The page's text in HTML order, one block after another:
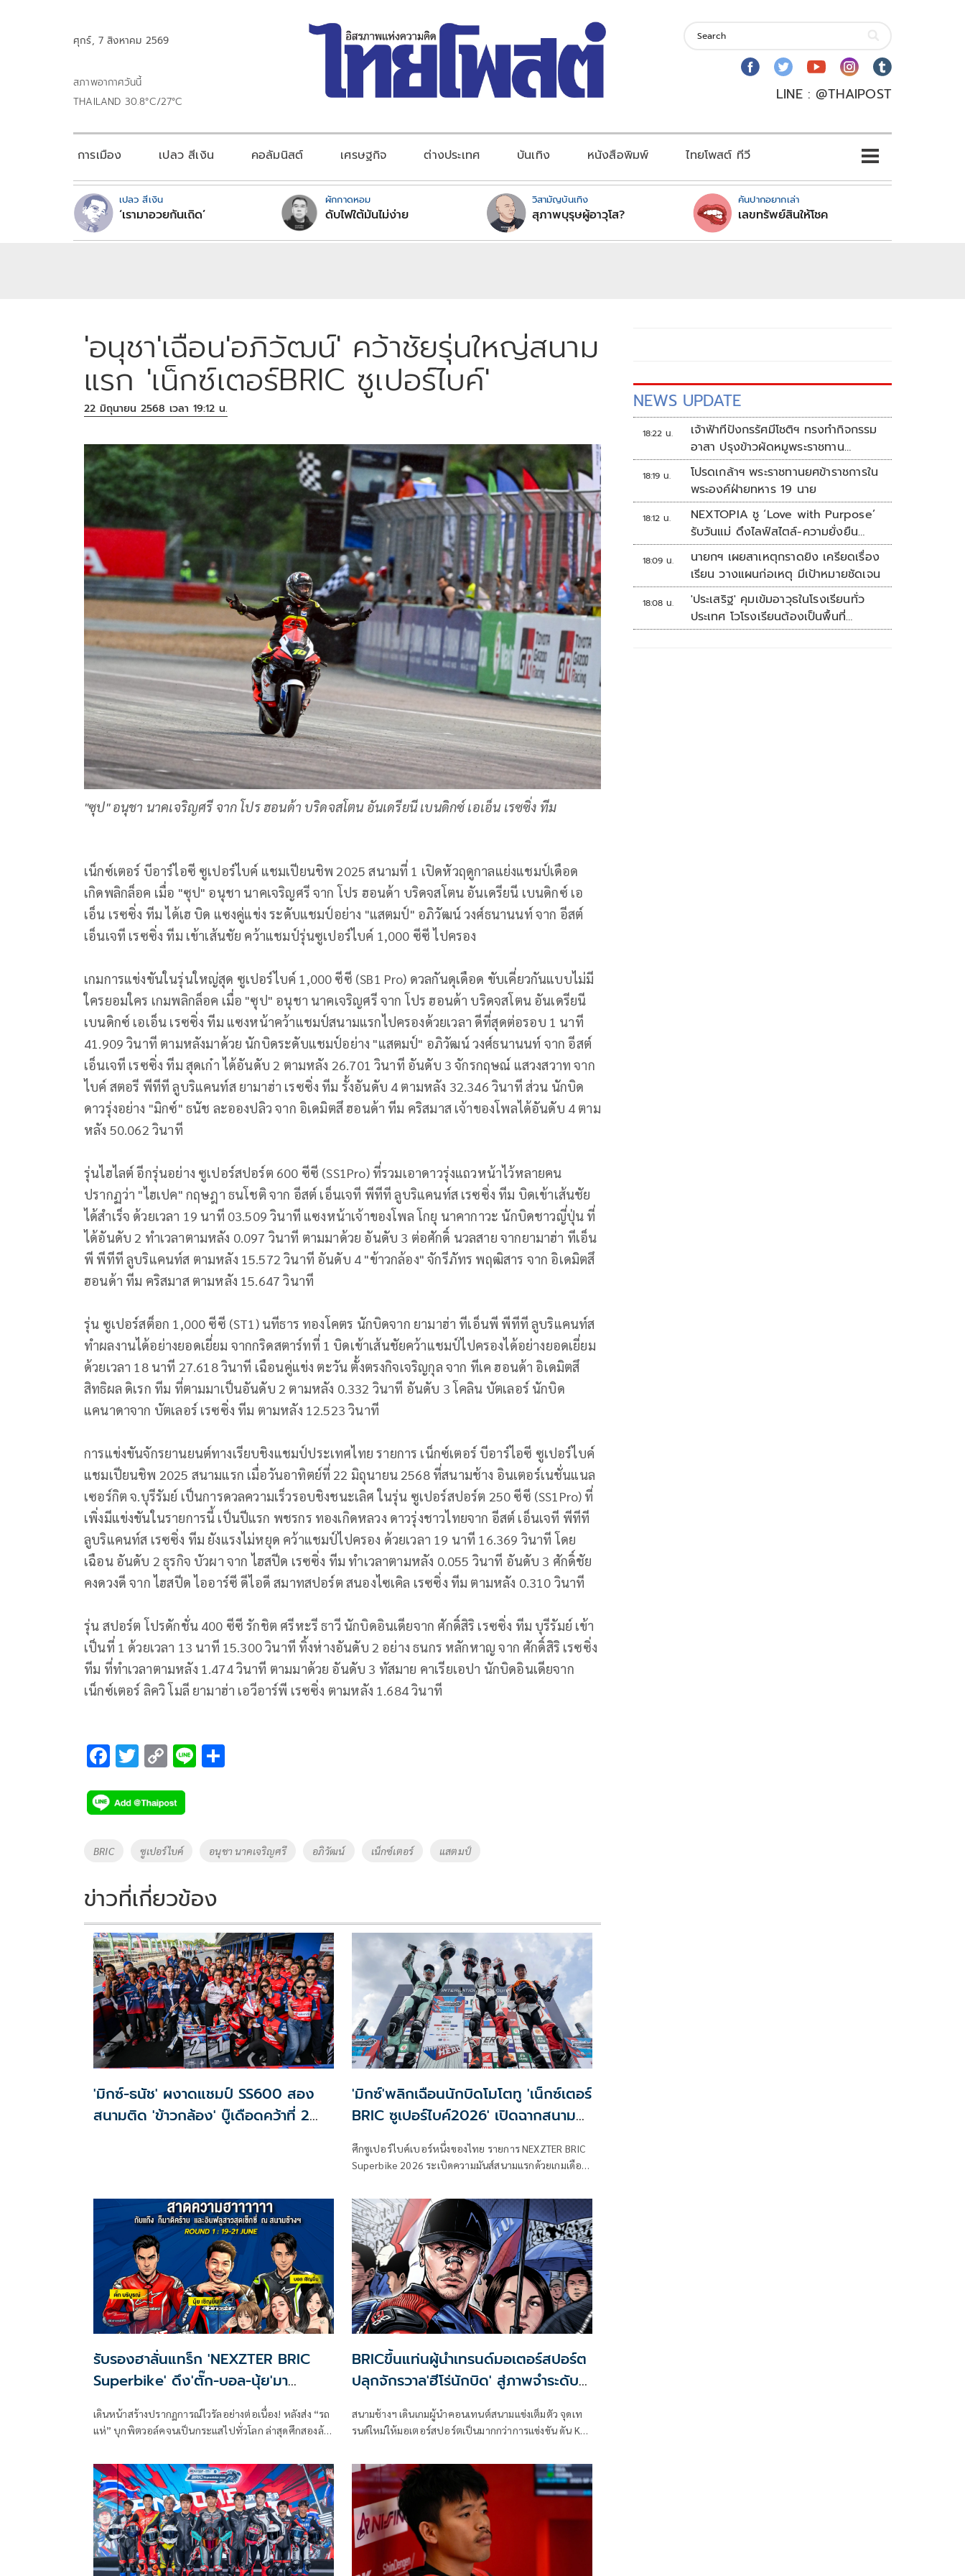
ศุกร์, 7 สิงหาคม 2569
สภาพอากาศวันนี้
THAILAND 30.8°C/27°C
LINE : @THAIPOST
การเมือง เปลว สีเงิน คอลัมนิสต์ เศรษฐกิจ ต่างประเทศ บันเทิง หนังสือพิมพ์ ไทยโพสต์ ทีวี
เปลว สีเงิน
‘เรามาอวยกันเถิด’
ผักกาดหอม
ดับไฟใต้มันไม่ง่าย
วิสามัญบันเทิง
สุภาพบุรุษผู้อาวุโส?
คันปากอยากเล่า
เลขทรัพย์สินให้โชค
'อนุชา'เฉือน'อภิวัฒน์' คว้าชัยรุ่นใหญ่สนาม
แรก 'เน็กซ์เตอร์BRIC ซูเปอร์ไบค์'
22 มิถุนายน 2568 เวลา 19:12 น.
"ซุป" อนุชา นาคเจริญศรี จาก โปร ฮอนด้า บริดจสโตน อันเดรียนี เบนดิกซ์ เอเอ็น เรซซิ่ง ทีม
เน็กซ์เตอร์ บีอาร์ไอซี ซูเปอร์ไบค์ แชมเปียนชิพ 2025 สนามที่ 1 เปิดหัวฤดูกาลแย่งแชมป์เดือด
เกิดพลิกล็อค เมื่อ "ซุป" อนุชา นาคเจริญศรี จาก โปร ฮอนด้า บริดจสโตน อันเดรียนี เบนดิกซ์ เอ
เอ็น เรซซิ่ง ทีม ได้เฮ บิด แซงคู่แข่ง ระดับแชมป์อย่าง "แสตมป์" อภิวัฒน์ วงศ์ธนานนท์ จาก อีสต์
เอ็นเจที เรซซิ่ง ทีม เข้าเส้นชัย คว้าแชมป์รุ่นซูเปอร์ไบค์ 1,000 ซีซี ไปครอง
เกมการแข่งขันในรุ่นใหญ่สุด ซูเปอร์ไบค์ 1,000 ซีซี (SB1 Pro) ดวลกันดุเดือด ขับเคี่ยวกันแบบไม่มี
ใครยอมใคร เกมพลิกล็อค เมื่อ "ซุป" อนุชา นาคเจริญศรี จาก โปร ฮอนด้า บริดจสโตน อันเดรียนี
เบนดิกซ์ เอเอ็น เรซซิ่ง ทีม แซงหน้าคว้าแชมป์สนามแรกไปครองด้วยเวลา ดีที่สุดต่อรอบ 1 นาที
41.909 วินาที ตามหลังมาด้วย นักบิดระดับแชมป์อย่าง "แสตมป์" อภิวัฒน์ วงศ์ธนานนท์ จาก อีสต์
เอ็นเจที เรซซิ่ง ทีม สุดเก๋า ได้อันดับ 2 ตามหลัง 26.701 วินาที อันดับ 3 จักรกฤษณ์ แสวงสวาท จาก
ไบค์ สตอรี พีทีที ลูบริแคนท์ส ยามาฮ่า เรซซิ่ง ทีม รั้งอันดับ 4 ตามหลัง 32.346 วินาที ส่วน นักบิด
ดาวรุ่งอย่าง "มิกซ์" ธนัช ละอองปลิว จาก อิเดมิตสึ ฮอนด้า ทีม คริสมาส เจ้าของโพลได้อันดับ 4 ตาม
หลัง 50.062 วินาที
รุ่นไฮไลต์ อีกรุ่นอย่าง ซูเปอร์สปอร์ต 600 ซีซี (SS1Pro) ที่รวมเอาดาวรุ่งแถวหน้าไว้หลายคน
ปรากฏว่า "ไฮเปค" กฤษฎา ธนโชติ จาก อีสต์ เอ็นเจที พีทีที ลูบริแคนท์ส เรซซิ่ง ทีม บิดเข้าเส้นชัย
ได้สำเร็จ ด้วยเวลา 19 นาที 03.509 วินาที แซงหน้าเจ้าของโพล โกยุ นาคากาวะ นักบิดชาวญี่ปุ่น ที่
ได้อันดับ 2 ทำเวลาตามหลัง 0.097 วินาที ตามมาด้วย อันดับ 3 ต่อศักดิ์ นวลสาย จากยามาฮ่า ทีเอ็น
พี พีทีที ลูบริแคนท์ส ตามหลัง 15.572 วินาที อันดับ 4 "ข้าวกล้อง" จักรีภัทร พฤฒิสาร จาก อิเดมิตสึ
ฮอนด้า ทีม คริสมาส ตามหลัง 15.647 วินาที
รุ่น ซูเปอร์สต็อก 1,000 ซีซี (ST1) นทีธาร ทองโคตร นักบิดจาก ยามาฮ่า ทีเอ็นพี พีทีที ลูบริแคนท์ส
ทำผลงานได้อย่างยอดเยี่ยม จากกริดสตาร์ทที่ 1 บิดเข้าเส้นชัยคว้าแชมป์ไปครองได้อย่างยอดเยี่ยม
ด้วยเวลา 18 นาที 27.618 วินาที เฉือนคู่แข่ง ตะวัน ตั้งตรงกิจเจริญกุล จาก ทีเค ฮอนด้า อิเดมิตสึ
สิทธิผล ดิเรก ทีม ที่ตามมาเป็นอันดับ 2 ตามหลัง 0.332 วินาที อันดับ 3 โคลิน บัตเลอร์ นักบิด
แคนาดาจาก บัตเลอร์ เรซซิ่ง ทีม ตามหลัง 12.523 วินาที
การแข่งขันจักรยานยนต์ทางเรียบชิงแชมป์ประเทศไทย รายการ เน็กซ์เตอร์ บีอาร์ไอซี ซูเปอร์ไบค์
แชมเปียนชิพ 2025 สนามแรก เมื่อวันอาทิตย์ที่ 22 มิถุนายน 2568 ที่สนามช้าง อินเตอร์เนชั่นแนล
เซอร์กิต จ.บุรีรัมย์ เป็นการดวลความเร็วรอบชิงชนะเลิศ ในรุ่น ซูเปอร์สปอร์ต 250 ซีซี (SS1Pro) ที่
เพิ่งมีแข่งขันในรายการนี้ เป็นปีแรก พชรกร ทองเกิดหลวง ดาวรุ่งชาวไทยจาก อีสต์ เอ็นเจที พีทีที
ลูบริแคนท์ส เรซซิ่ง ทีม ยังแรงไม่หยุด คว้าแชมป์ไปครอง ด้วยเวลา 19 นาที 16.369 วินาที โดย
เฉือน อันดับ 2 ธุรกิจ บัวผา จาก ไฮสปีด เรซซิ่ง ทีม ทำเวลาตามหลัง 0.055 วินาที อันดับ 3 ศักดิ์ชัย
คงดวงดี จาก ไฮสปีด ไออาร์ซี ดีไอดี สมาทสปอร์ต สนองไซเคิล เรซซิ่ง ทีม ตามหลัง 0.310 วินาที
รุ่น สปอร์ต โปรดักชั่น 400 ซีซี รักชิต ศรีหะรี ธาวี นักบิดอินเดียจาก ศักดิ์สิริ เรซซิ่ง ทีม บุรีรัมย์ เข้า
เป็นที่ 1 ด้วยเวลา 13 นาที 15.300 วินาที ทิ้งห่างอันดับ 2 อย่าง ธนกร หลักหาญ จาก ศักดิ์สิริ เรซซิ่ง
ทีม ที่ทำเวลาตามหลัง 1.474 วินาที ตามมาด้วย อันดับ 3 ทัสมาย คาเรียเอปา นักบิดอินเดียจาก
เน็กซ์เตอร์ ลิควิ โมลี ยามาฮ่า เอวีอาร์พี เรซซิ่ง ตามหลัง 1.684 วินาที
F
e
b
o
k
T
tt
er
C
p
y
Li
k
Li
Tags
BRIC ซูเปอร์ไบค์ อนุชา นาคเจริญศรี อภิวัฒน์ เน็กซ์เตอร์ แสตมป์
ข่าวที่เกี่ยวข้อง
'มิกซ์-ธนัช' ผงาดแชมป์ SS600 สอง
สนามติด 'ข้าวกล้อง' บู๊เดือดคว้าที่ 2
'มิกซ์'พลิกเฉือนนักบิดโมโตทู 'เน็กซ์เตอร์
BRIC ซูเปอร์ไบค์2026' เปิดฉากสนาม
ศึกซูเปอร์ไบค์เบอร์หนึ่งของไทย รายการ NEXZTER BRIC
Superbike 2026 ระเบิดความมันส์สนามแรกด้วยเกมเดือด
ธนัช ละอองปลิว จาก อิเดมิตสึ ฮอนด้า ทีม คริสมาส บด
เอาชนะดีกรีโมโตทูอย่าง ฮอร์เก้ นาบาร์โร อย่างเข้มข้นคว้า
ชัยในรุ่น ซูเปอร์สปอร์ต 600 ซีซี คว้าชัยชนะสนามแรกของ
ปีไปครอง ท่ามกลางแฟนความเร็วที่เข้าชมอย่างคึกคัก
รับรองฮาลั่นแทร็ก 'NEXZTER BRIC
Superbike' ดึง'ตั๊ก-บอล-นุ้ย'มา
เดินหน้าสร้างปรากฏการณ์ไวรัลอย่างต่อเนื่อง! หลังส่ง “รถ
แห่” บุกพิตวอล์คจนเป็นกระแสไปทั่วโลก ล่าสุดศึกสองล้อ
สุดเข้มข้น พร้อมพลิกโฉมความสนุก ขนทัพตลกตัวท็อป
“ตั๊ก บริบูรณ์, บอล-นุ้ย เชิญยิ้ม” สวมเรซซิ่งสูทเต็มยศ
ปะทะแตรวงตุ้งแช่กลางพิตเลน แฟนความเร็วที่มีบัตรชม
การแข่งขันสามารถร่วมกิจกรรมและใกล้ชิดนักบิดได้แบบ
เอ็กซ์คลูซีฟ ฟรี! วันอาทิตย์ที่ 21 มิ.ย. เวลา 11.30-12.30
น. ที่ สนามช้าง อินเตอร์เนชั่นแนล เซอร์กิต จ.บุรีรัมย์
BRICขึ้นแท่นผู้นำเทรนด์มอเตอร์สปอร์ต
ปลุกจักรวาล'ฮีโร่นักบิด' สู่ภาพจำระดับ
สนามช้างฯ เดินเกมผู้นำคอนเทนต์สนามแข่งเต็มตัว จุดเท
รนด์ใหม่ให้มอเตอร์สปอร์ตเป็นมากกว่าการแข่งขัน ดัน Key
วงการสองล้อภูมิภาค สร้างแรงกระเพื่อมครั้งใหญ่ให้แก่
วงการมอเตอร์สปอร์ตระดับสากล
NEWS UPDATE
18:22 น.
เจ้าฟ้าทีปังกรรัศมีโชติฯ ทรงทำกิจกรรม
อาสา ปรุงข้าวผัดหมูพระราชทาน
ประชาชน
18:19 น.
โปรดเกล้าฯ พระราชทานยศข้าราชการใน
พระองค์ฝ่ายทหาร 19 นาย
18:12 น.
NEXTOPIA ชู ‘Love with Purpose’
รับวันแม่ ดึงไลฟ์สไตล์-ความยั่งยืน
สร้างประสบการณ์ช้อปปิงมีความหมาย
18:09 น.
นายกฯ เผยสาเหตุกราดยิง เครียดเรื่อง
เรียน วางแผนก่อเหตุ มีเป้าหมายชัดเจน
18:08 น.
'ประเสริฐ' คุมเข้มอาวุธในโรงเรียนทั่ว
ประเทศ โวโรงเรียนต้องเป็นพื้นที่
ปลอดภัย